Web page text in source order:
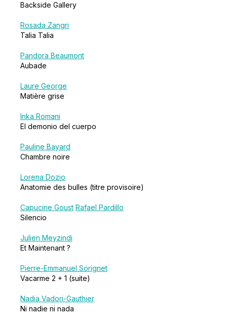
Backside Gallery
Rosada Zangri
Talia Talia
Pandora Beaumont
Aubade
Laure George
Matière grise
Inka Romani
El demonio del cuerpo
Pauline Bayard
Chambre noire
Lorena Dozio
Anatomie des bulles (titre provisoire)
Capucine Goust Rafael Pardillo
Silencio
Julien Meyzindi
Et Maintenant ?
Pierre-Emmanuel Sorignet
Vacarme 2 + 1 (suite)
Nadia Vadori-Gauthier
Ni nadie ni nada